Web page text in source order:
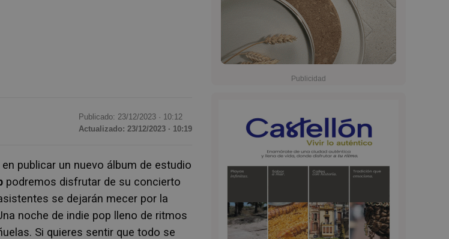
Publicado: 23/12/2023 · 10:12
Actualizado: 23/12/2023 · 10:19
publicar un nuevo álbum de estudio
podremos disfrutar de su concierto
se dejarán mecer por la
noche de indie pop lleno de ritmos
Si quieres sentir que todo se